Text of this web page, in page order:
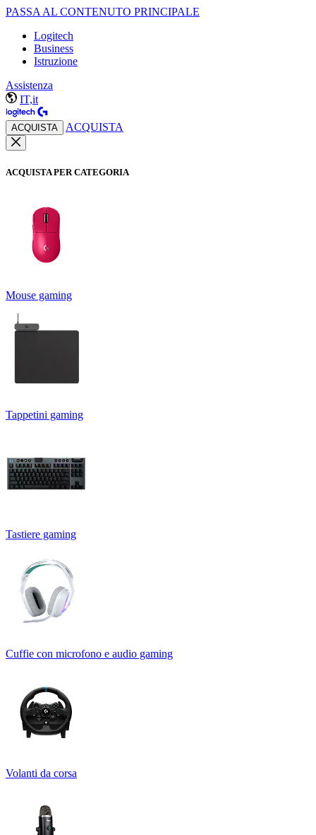
PASSA AL CONTENUTO PRINCIPALE
Logitech
Business
Istruzione
Assistenza
IT,it
ACQUISTA ACQUISTA
ACQUISTA PER CATEGORIA
Mouse gaming
Tappetini gaming
Tastiere gaming
Cuffie con microfono e audio gaming
Volanti da corsa